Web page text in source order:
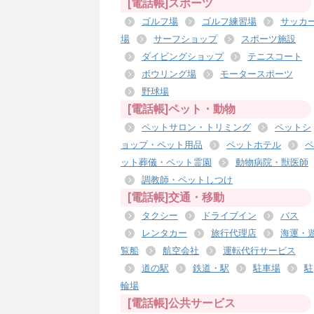
[電話帳]スポーツ
ゴルフ場 ゴルフ練習場
サッカ
場
サーフショップ
スポーツ施設
ダイビングショップ
テニスコート
ボウリング場
モータースポーツ
野球場
[電話帳]ペット・動物
ペットサロン・トリミング
ペットシ
ョップ・ペット用品
ペットホテル
ペ
ット葬儀・ペット霊園
動物病院・獣医師
調教師・ペットしつけ
[電話帳]交通・移動
タクシー ドライブイン
バス
レンタカー
旅行代理店
海運・
覧船
航空会社
運転代行サービス
道の駅
鉄道・駅 駐車場
駐
輪場
[電話帳]公共サービス